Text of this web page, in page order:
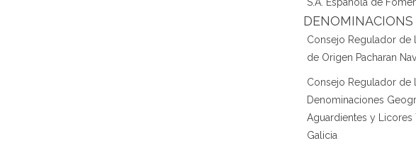
DENOMINACIONS
Consejo Regulador de
de Origen Pacharan
Consejo Regulador de
Denominaciones
Aguardientes y Licores
Galicia